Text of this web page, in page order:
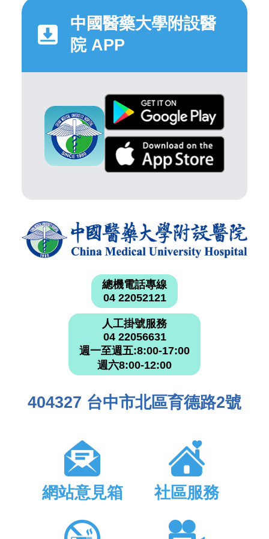
中國醫藥大學附設醫
院 APP
總機電話專線
04 22052121
人工掛號服務
04 22056631
週一至週五:8:00-17:00
週六8:00-12:00
404327 台中市北區育德路2號
網站意見箱 社區服務